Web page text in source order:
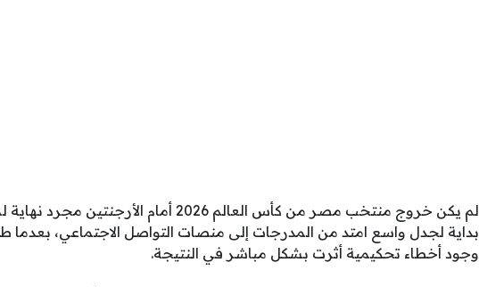
لم يكن خروج منتخب مصر من كأس العالم 2026
بداية لجدل واسع امتد من المدرجات إلى منصات التواصل الاجتماعي، بعدما
وجود أخطاء تحكيمية أثرت بشكل مباشر في النتيجة.